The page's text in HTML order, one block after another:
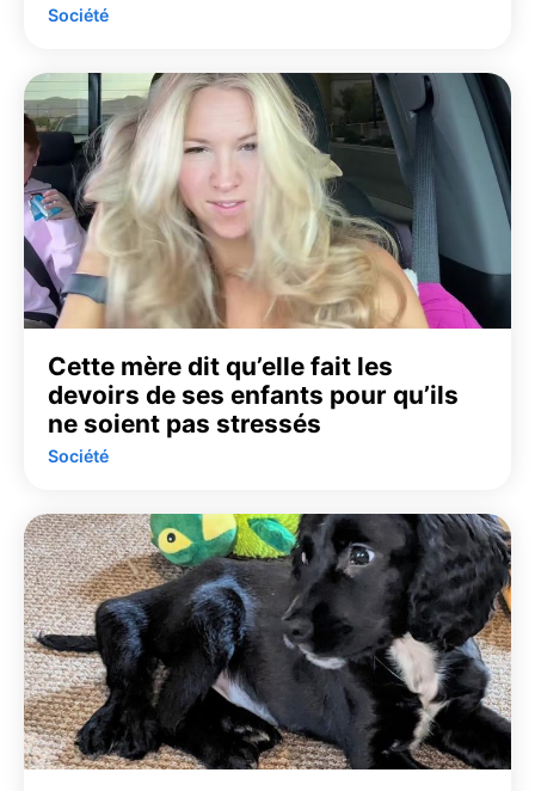
Société
Cette mère dit qu’elle fait les
devoirs de ses enfants pour qu’ils
ne soient pas stressés
Société